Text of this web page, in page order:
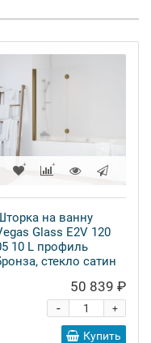
на ванну
Glass E2V 120
10 L профиль
стекло сатин
50 839 ₽
+
-
Купить